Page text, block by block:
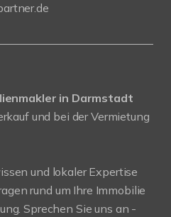
in Darmstadt
und bei der Vermietung
und lokaler Expertise
rund um Ihre Immobilie
Sprechen Sie uns an -